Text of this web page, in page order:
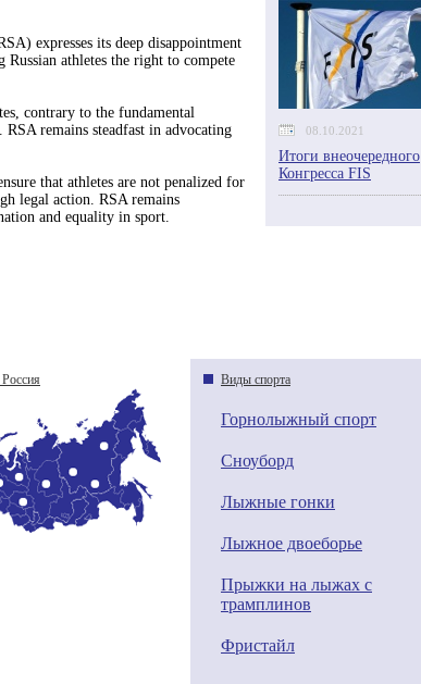
expresses its deep disappointment
athletes the right to compete
contrary to the fundamental
remains steadfast in advocating
that athletes are not penalized for
legal action. RSA remains
and equality in sport.
08.10.2021
Итоги внеочередного
Конгресса FIS
Виды спорта
Горнолыжный спорт
Сноуборд
Лыжные гонки
Лыжное двоеборье
Прыжки на лыжах с
трамплинов
Фристайл